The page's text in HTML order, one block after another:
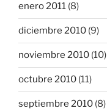
enero 2011 (8)
diciembre 2010 (9)
noviembre 2010 (10)
octubre 2010 (11)
septiembre 2010 (8)